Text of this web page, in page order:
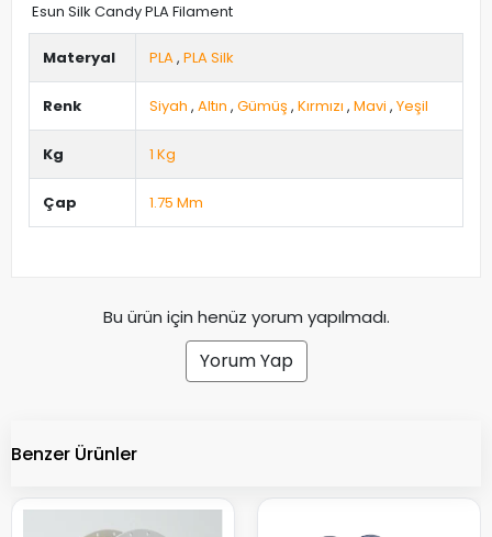
Esun Silk Candy PLA Filament
Materyal PLA, PLA Silk
Renk Siyah , Altın , Gümüş , Kırmızı , Mavi , Yeşil
Kg 1 Kg
Çap 1.75 Mm
Bu ürün için henüz yorum yapılmadı.
Yorum Yap
Benzer Ürünler